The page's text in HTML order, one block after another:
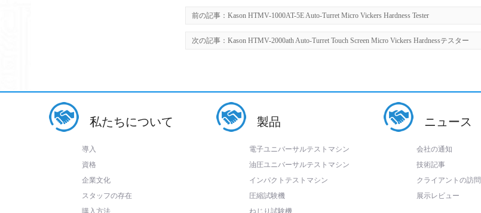
前の記事： Kason HTMV-1000AT-5E Auto-Turret Micro Vickers Hardness Tester
次の記事： Kason HTMV-2000ath Auto-Turret Touch Screen Micro Vickers Hardnessテスター
私たちについて
導入
資格
企業文化
スタッフの存在
購入方法
製品
電子ユニバーサルテストマシン
油圧ユニバーサルテストマシン
インパクトテストマシン
圧縮試験機
ねじり試験機
ニュース
会社の通知
技術記事
クライアントの訪問
展示レビュー